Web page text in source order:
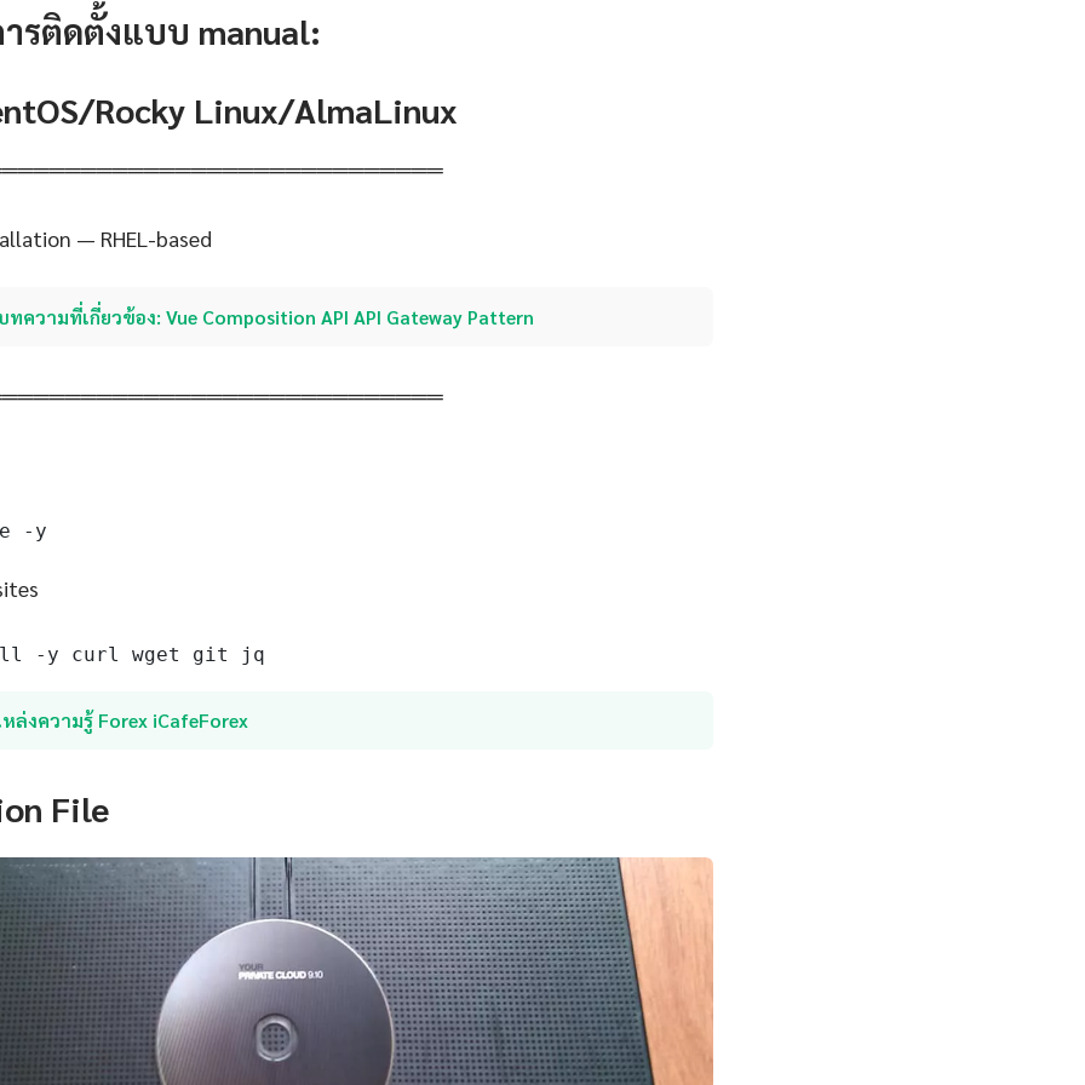
รติดตั้งแบบ manual:
Rocky Linux/AlmaLinux
— RHEL-based
ทความที่เกี่ยวข้อง: Vue Composition API API Gateway Pattern
-y
-y curl wget git jq
ล่งความรู้ Forex iCafeForex
File